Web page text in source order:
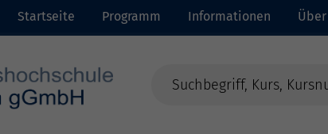
Startseite Programm Informationen